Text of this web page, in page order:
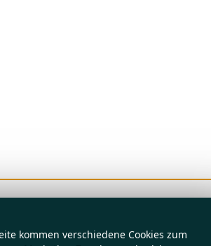
kommen verschiedene Cookies zum